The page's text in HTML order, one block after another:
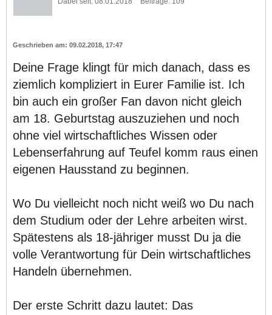
09.02.2018, 17:47
Deine Frage klingt für mich danach, dass es
ziemlich kompliziert in Eurer Familie ist. Ich
bin auch ein großer Fan davon nicht gleich
am 18. Geburtstag auszuziehen und noch
ohne viel wirtschaftliches Wissen oder
Lebenserfahrung auf Teufel komm raus einen
eigenen Hausstand zu beginnen.
Wo Du vielleicht noch nicht weiß wo Du nach
dem Studium oder der Lehre arbeiten wirst.
Spätestens als 18-jähriger musst Du ja die
volle Verantwortung für Dein wirtschaftliches
Handeln übernehmen.
Der erste Schritt dazu lautet: Das